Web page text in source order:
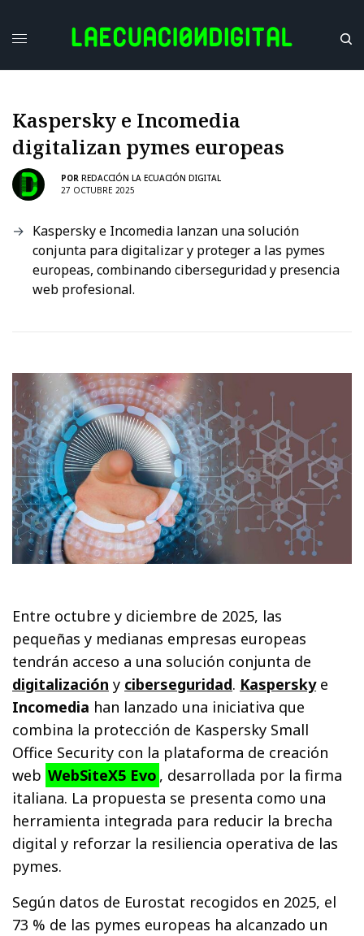
Kaspersky e Incomedia
digitalizan pymes europeas
POR REDACCIÓN LA ECUACIÓN DIGITAL
27 OCTUBRE 2025
Kaspersky e Incomedia lanzan una solución
conjunta para digitalizar y proteger a las pymes
europeas, combinando ciberseguridad y presencia
web profesional.
Entre octubre y diciembre de 2025, las
pequeñas y medianas empresas europeas
tendrán acceso a una solución conjunta de
digitalización y ciberseguridad. Kasperskye
Incomedia han lanzado una iniciativa que
combina la protección de Kaspersky Small
Office Security con la plataforma de creación
web WebSiteX5 Evo , desarrollada por la firma
italiana. La propuesta se presenta como una
herramienta integrada para reducir la brecha
digital y reforzar la resiliencia operativa de las
pymes.
Según datos de Eurostat recogidos en 2025, el
73 % de las pymes europeas ha alcanzado un